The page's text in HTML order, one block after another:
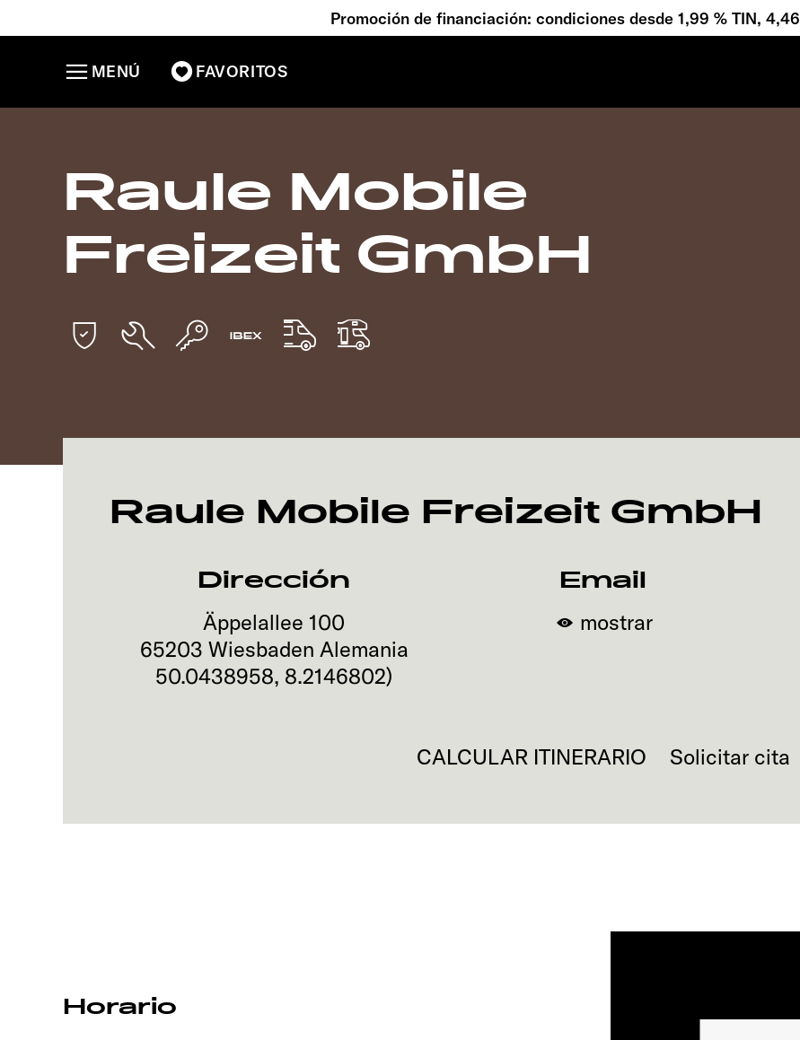
Promoción de financiación: condiciones desde 1,99 % TIN,
FAVORITOS
MENÚ
Raule Mobile
Freizeit GmbH
Raule Mobile Freizeit GmbH
Dirección
Äppelallee 100
65203 Wiesbaden Alemania
50.0438958, 8.2146802)
Email
mostrar
CALCULAR ITINERARIO Solicitar cita
Horario